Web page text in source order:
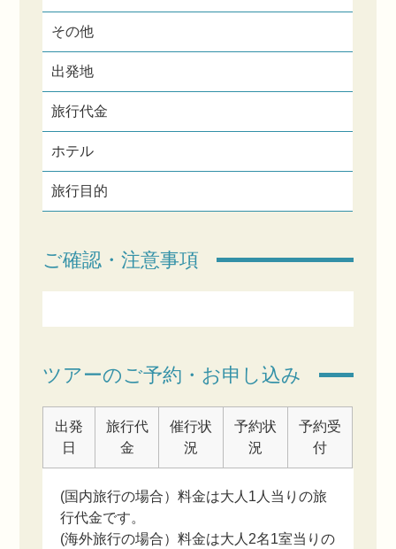
その他
出発地
旅行代金
ホテル
旅行目的
ご確認・注意事項
ツアーのご予約・お申し込み
出発
日
旅行代
金
催行状
況
予約状
況
予約受
付
(国内旅行の場合）料金は大人1人当りの旅
行代金です。
(海外旅行の場合）料金は大人2名1室当りの